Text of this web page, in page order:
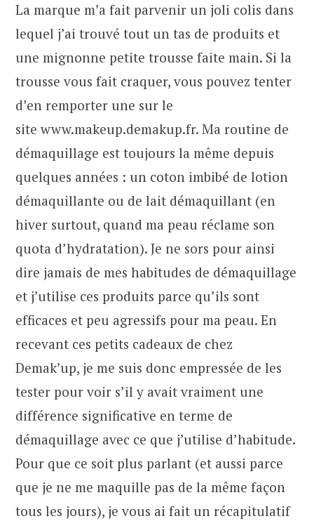
La marque m’a fait parvenir un joli colis dans
lequel j’ai trouvé tout un tas de produits et
une mignonne petite trousse faite main. Si la
trousse vous fait craquer, vous pouvez tenter
d’en remporter une sur le
site www.makeup.demakup.fr. Ma routine de
démaquillage est toujours la même depuis
quelques années : un coton imbibé de lotion
démaquillante ou de lait démaquillant (en
hiver surtout, quand ma peau réclame son
quota d’hydratation). Je ne sors pour ainsi
dire jamais de mes habitudes de démaquillage
et j’utilise ces produits parce qu’ils sont
efficaces et peu agressifs pour ma peau. En
recevant ces petits cadeaux de chez
Demak’up, je me suis donc empressée de les
tester pour voir s’il y avait vraiment une
différence significative en terme de
démaquillage avec ce que j’utilise d’habitude.
Pour que ce soit plus parlant (et aussi parce
que je ne me maquille pas de la même façon
tous les jours), je vous ai fait un récapitulatif